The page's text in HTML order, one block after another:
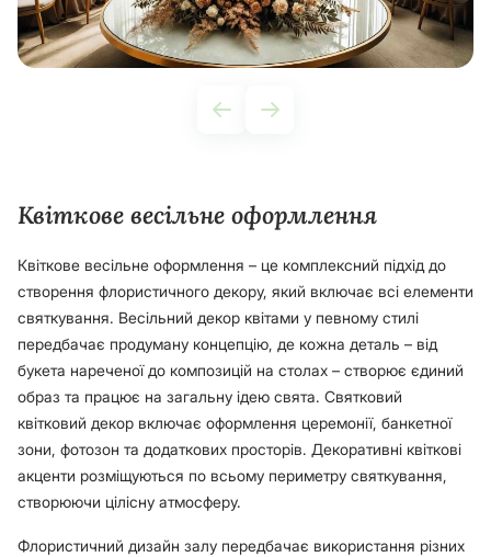
Квіткове весільне оформлення
Квіткове весільне оформлення – це комплексний підхід до
створення флористичного декору, який включає всі елементи
святкування. Весільний декор квітами у певному стилі
передбачає продуману концепцію, де кожна деталь – від
букета нареченої до композицій на столах – створює єдиний
образ та працює на загальну ідею свята. Святковий
квітковий декор включає оформлення церемонії, банкетної
зони, фотозон та додаткових просторів. Декоративні квіткові
акценти розміщуються по всьому периметру святкування,
створюючи цілісну атмосферу.
Флористичний дизайн залу передбачає використання різних